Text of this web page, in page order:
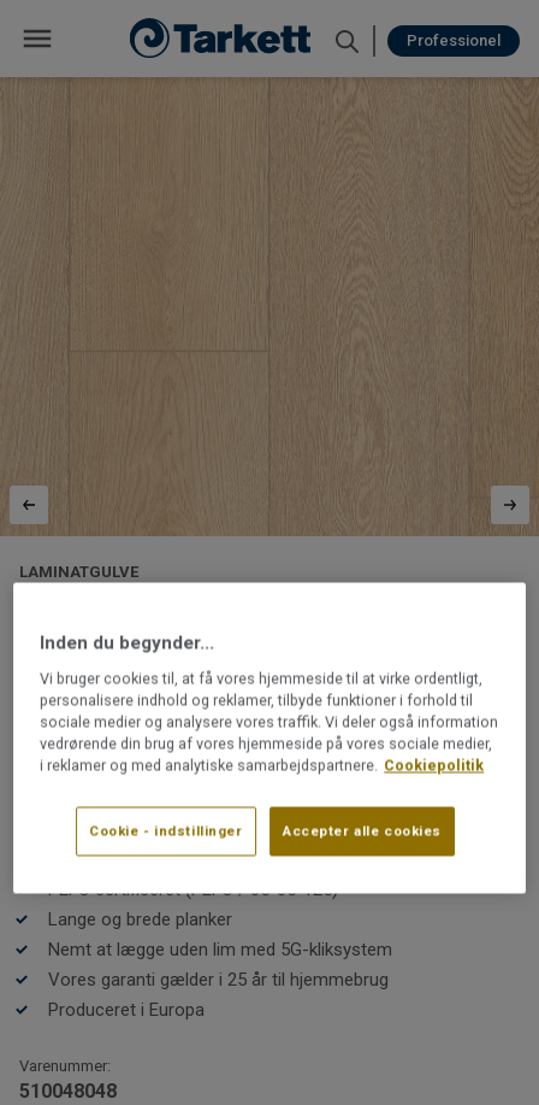
Professionel
LAMINATGULVE
Chatillon Oak Sand
Woodstock Longboards er ekstra lange og brede
planker, som passer perfekt til større rum, hvor du
ønsker at forlænge følelsen af længde. Gulvets matte
overflade i kombination med en naturtro tekstur af
træårer og knaster fremmer fornemmelsen af et tidløst
plankegulv.
Læs mere
Slidstærkt, holdbart og let at rengøre
PEFC certificeret (PEFC / 05-35-125)
Lange og brede planker
Nemt at lægge uden lim med 5G-kliksystem
Vores garanti gælder i 25 år til hjemmebrug
Produceret i Europa
Varenummer:
510048048
Inden du begynder...
Vi bruger cookies til, at få vores hjemmeside til at virke ordentligt,
personalisere indhold og reklamer, tilbyde funktioner i forhold til
sociale medier og analysere vores traffik. Vi deler også information
vedrørende din brug af vores hjemmeside på vores sociale medier,
i reklamer og med analytiske samarbejdspartnere. Cookiepolitik
Cookie - indstillinger Accepter alle cookies